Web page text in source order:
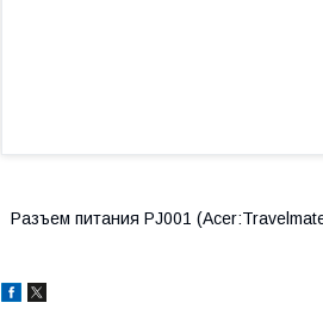
Разъем питания PJ001